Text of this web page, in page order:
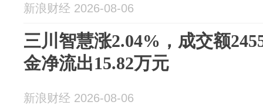
新浪财经 2026-08-06
三川智慧涨2.04%，成交额
金净流出15.82万元
新浪财经 2026-08-06